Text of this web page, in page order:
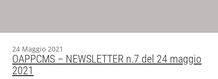
24 Maggio 2021
OAPPCMS – NEWSLETTER n.7 del 24 maggio
2021